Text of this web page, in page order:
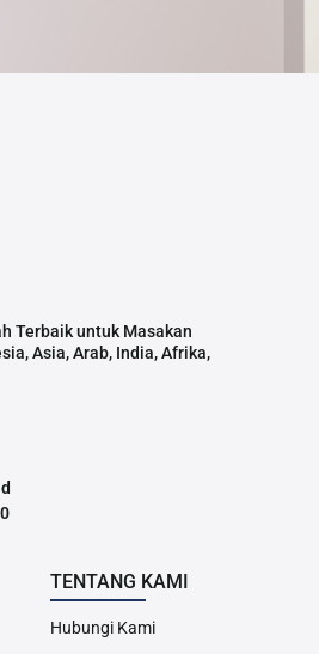
Terbaik untuk Masakan
Asia, Arab, India, Afrika,
TENTANG KAMI
Hubungi Kami